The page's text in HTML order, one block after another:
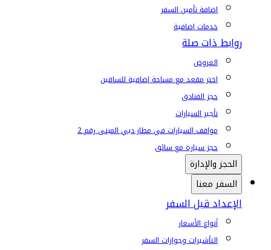
إضافة تأمين السفر
خدمات إضافية
روابط ذات صلة
العروض
اختر مقعد مع مساحة إضافية للساقين
حجز الفنادق
تأجير السيارات
مواقف السيارات في مطار دبي المبنى رقم 2
حجز سيارة مع سائق
الحجز والإدارة
السفر معنا
الإعداد قبل السفر
أنواع الأسعار
التأشيرات وجوازات السفر